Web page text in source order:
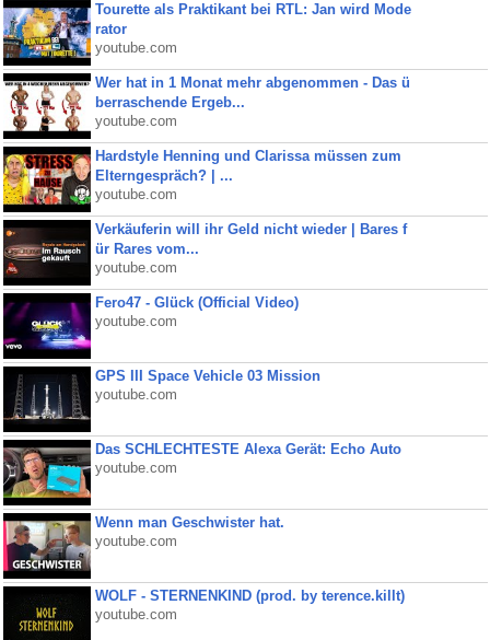
Tourette als Praktikant bei RTL: Jan wird Mode
rator
youtube.com
Wer hat in 1 Monat mehr abgenommen - Das ü
berraschende Ergeb...
youtube.com
Hardstyle Henning und Clarissa müssen zum
Elterngespräch? | ...
youtube.com
Verkäuferin will ihr Geld nicht wieder | Bares f
ür Rares vom...
youtube.com
Fero47 - Glück (Official Video)
youtube.com
GPS III Space Vehicle 03 Mission
youtube.com
Das SCHLECHTESTE Alexa Gerät: Echo Auto
youtube.com
Wenn man Geschwister hat.
youtube.com
WOLF - STERNENKIND (prod. by terence.killt)
youtube.com